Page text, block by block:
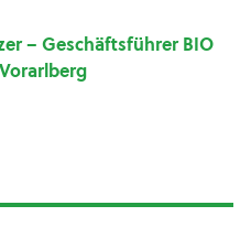
– Geschäftsführer BIO